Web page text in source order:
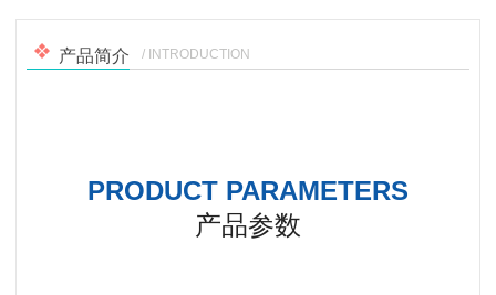
产品简介 / INTRODUCTION
PRODUCT PARAMETERS
产品参数